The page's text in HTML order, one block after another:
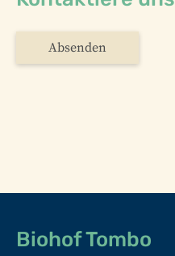
Absenden
Biohof Tombo